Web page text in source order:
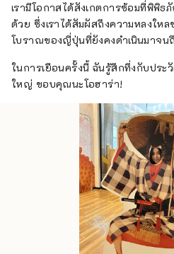
เรามีโอกาสได้สังเกตการซ้อมที่พิพิธ
ด้วย ซึ่งเราได้สัมผัสถึงความหลงใหล
โบราณของญี่ปุ่นที่ยังคงดำเนินมาจน
ในการเยือนครั้งนี้ ฉันรู้สึกทึ่งกับประ
ใหญ่ ขอบคุณนะโอฮาร่า!